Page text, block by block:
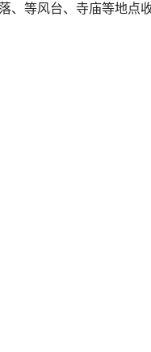
、等风台、寺庙等地点